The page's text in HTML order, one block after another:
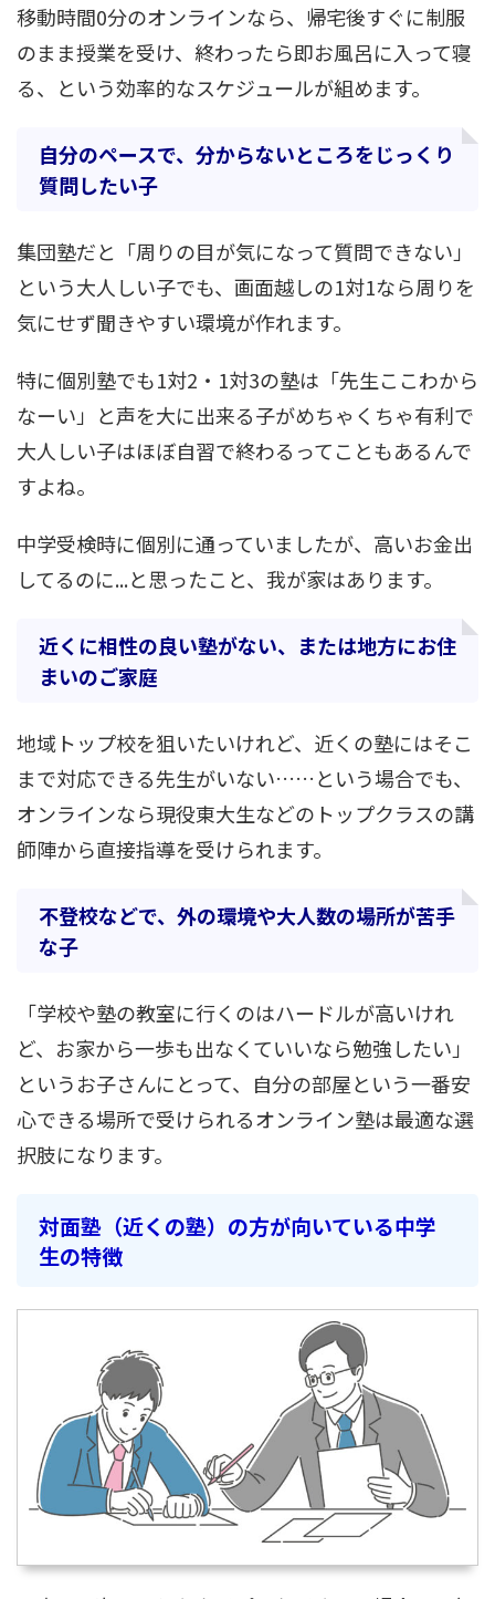
移動時間0分のオンラインなら、帰宅後すぐに制服
のまま授業を受け、終わったら即お風呂に入って寝
る、という効率的なスケジュールが組めます。
自分のペースで、分からないところをじっくり
質問したい子
集団塾だと「周りの目が気になって質問できない」
という大人しい子でも、画面越しの1対1なら周りを
気にせず聞きやすい環境が作れます。
特に個別塾でも1対2・1対3の塾は「先生ここわから
なーい」と声を大に出来る子がめちゃくちゃ有利で
大人しい子はほぼ自習で終わるってこともあるんで
すよね。
中学受検時に個別に通っていましたが、高いお金出
してるのに...と思ったこと、我が家はあります。
近くに相性の良い塾がない、または地方にお住
まいのご家庭
地域トップ校を狙いたいけれど、近くの塾にはそこ
まで対応できる先生がいない……という場合でも、
オンラインなら現役東大生などのトップクラスの講
師陣から直接指導を受けられます。
不登校などで、外の環境や大人数の場所が苦手
な子
「学校や塾の教室に行くのはハードルが高いけれ
ど、お家から一歩も出なくていいなら勉強したい」
というお子さんにとって、自分の部屋という一番安
心できる場所で受けられるオンライン塾は最適な選
択肢になります。
対面塾（近くの塾）の方が向いている中学
生の特徴